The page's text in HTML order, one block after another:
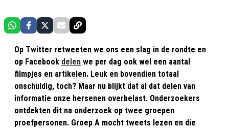
Op Twitter retweeten we ons een slag in de rondte en
op Facebook delen we per dag ook wel een aantal
filmpjes en artikelen. Leuk en bovendien totaal
onschuldig, toch? Maar nu blijkt dat al dat delen van
informatie onze hersenen overbelast. Onderzoekers
ontdekten dit na onderzoek op twee groepen
proefpersonen. Groep A mocht tweets lezen en die